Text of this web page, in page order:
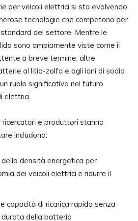
per veicoli elettrici si sta evolvendo
tecnologie che competono per
del settore. Mentre le
sono ampiamente viste come il
a breve termine, altre
al litio-zolfo e agli ioni di sodio
ruolo significativo nel futuro
elettrici.
ricercatori e produttori stanno
includono:
densità energetica per
dei veicoli elettrici e ridurre il
capacità di ricarica rapida senza
della batteria